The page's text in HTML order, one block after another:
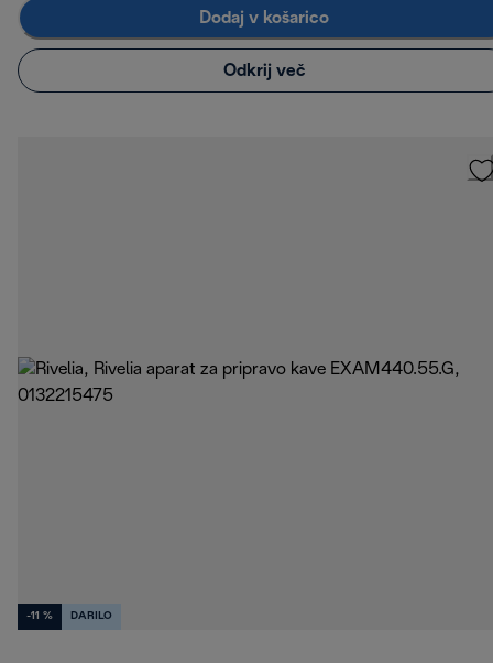
Dodaj v košarico
Odkrij več
-11 % DARILO